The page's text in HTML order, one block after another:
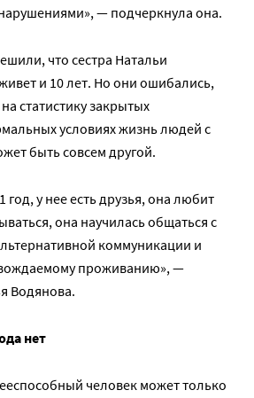
— подчеркнула она.
что сестра Натальи
и 10 лет. Но они ошибались,
статистику закрытых
условиях жизнь людей с
быть совсем другой.
год, у нее есть друзья, она любит
она научилась общаться с
коммуникации и
проживанию», —
Водянова.
нет
человек может только